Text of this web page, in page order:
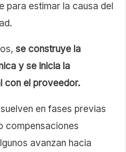
para estimar la causa del
se construye la
y se inicia la
con el proveedor.
en fases previas
compensaciones
avanzan hacia